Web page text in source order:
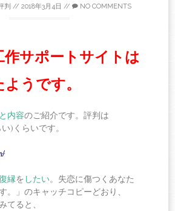
判 // 2018年3月4日 // NO COMMENTS
作サポートサイトは
うです。
内容のご紹介です。評判は
らいです。
縁を したい。失恋に傷つくあなた
。」のキャッチコピーどおり、
てると、